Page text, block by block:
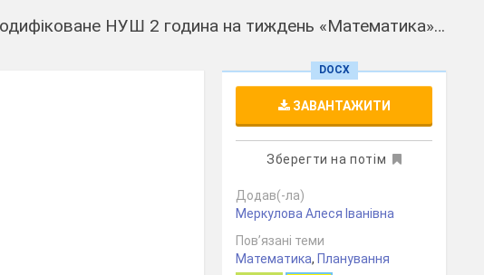
Календарне планування для 3 класу Індивідуальне навчання модифіковане НУШ 2 година на тиждень «Математика» для дітей з ООП (F 70).
DOCX
ЗАВАНТАЖИТИ
Зберегти на потім
Додав(-ла)
Меркулова Алеся Іванівна
Пов’язані теми
Математика, Планування